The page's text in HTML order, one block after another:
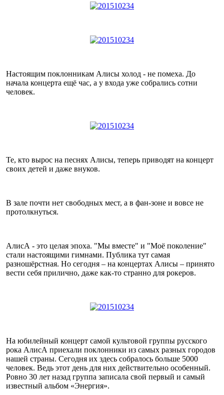
Настоящим поклонникам Алисы холод - не помеха. До
начала концерта ещё час, а у входа уже собрались сотни
человек.
Те, кто вырос на песнях Алисы, теперь приводят на концерт
своих детей и даже внуков.
В зале почти нет свободных мест, а в фан-зоне и вовсе не
протолкнуться.
АлисА - это целая эпоха. "Мы вместе" и "Моё поколение"
стали настоящими гимнами. Публика тут самая
разношёрстная. Но сегодня – на концертах Алисы – принято
вести себя прилично, даже как-то странно для рокеров.
На юбилейный концерт самой культовой группы русского
рока АлисА приехали поклонники из самых разных городов
нашей страны. Сегодня их здесь собралось больше 5000
человек. Ведь этот день для них действительно особенный.
Ровно 30 лет назад группа записала свой первый и самый
известный альбом «Энергия».